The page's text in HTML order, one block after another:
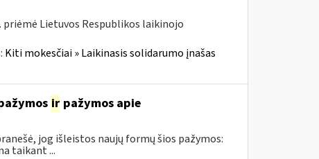
priėmė Lietuvos Respublikos laikinojo
Kiti mokesčiai » Laikinasis solidarumo įnašas
irpažymos apie
jog išleistos naujų formų šios pažymos:
taikant ...